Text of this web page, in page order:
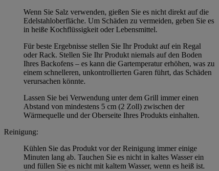
Wenn Sie Salz verwenden, gießen Sie es nicht direkt auf die
Edelstahloberfläche. Um Schäden zu vermeiden, geben Sie es
in heiße Kochflüssigkeit oder Lebensmittel.
Für beste Ergebnisse stellen Sie Ihr Produkt auf ein Regal
oder Rack. Stellen Sie Ihr Produkt niemals auf den Boden
Ihres Backofens – es kann die Gartemperatur erhöhen, was zu
einem schnelleren, unkontrollierten Garen führt, das Schäden
verursachen könnte.
Lassen Sie bei Verwendung unter dem Grill immer einen
Abstand von mindestens 5 cm (2 Zoll) zwischen der
Wärmequelle und der Oberseite Ihres Produkts einhalten.
Reinigung:
Kühlen Sie das Produkt vor der Reinigung immer einige
Minuten lang ab. Tauchen Sie es nicht in kaltes Wasser ein
und füllen Sie es nicht mit kaltem Wasser, wenn es heiß ist.